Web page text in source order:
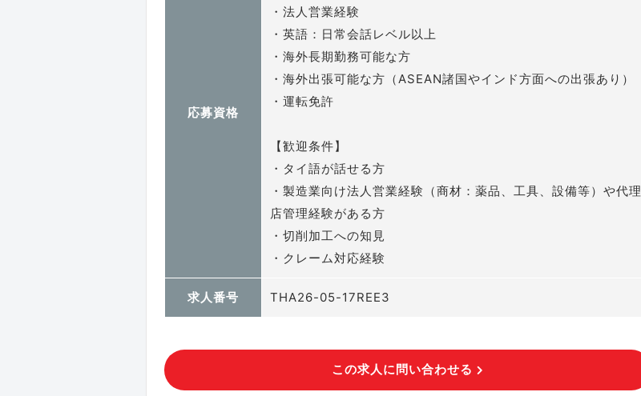
応募資格
・法人営業経験
・英語：日常会話レベル以上
・海外長期勤務可能な方
・海外出張可能な方（ASEAN諸国やインド方面への出張あり）
・運転免許
【歓迎条件】
・タイ語が話せる方
・製造業向け法人営業経験（商材：薬品、工具、設備等）や代理
店管理経験がある方
・切削加工への知見
・クレーム対応経験
求人番号 THA26-05-17REE3
この求人に問い合わせる